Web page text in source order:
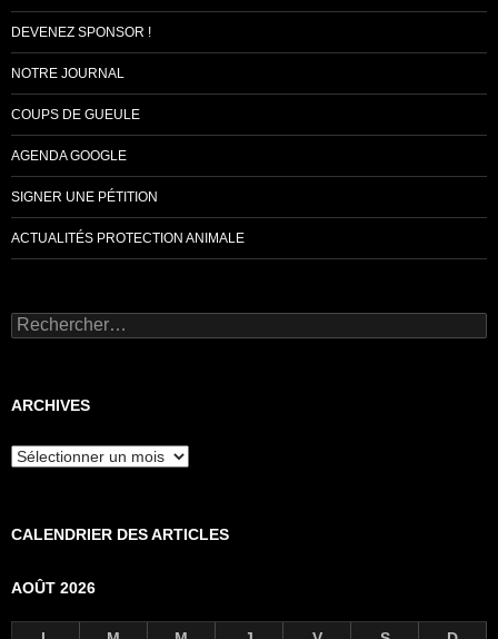
DEVENEZ SPONSOR !
NOTRE JOURNAL
COUPS DE GUEULE
AGENDA GOOGLE
SIGNER UNE PÉTITION
ACTUALITÉS PROTECTION ANIMALE
Rechercher :
ARCHIVES
Archives
CALENDRIER DES ARTICLES
AOÛT 2026